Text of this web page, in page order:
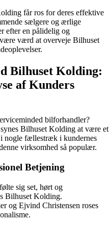
får ros for deres effektive
sælgere og ærlige
efter en pålidelig og
værd at overveje Bilhuset
Bilhuset Kolding:
af Kunders
bilforhandler?
Bilhuset Kolding at være et
nogle fællestræk i kundernes
virksomhed så populær.
Betjening
sig set, hørt og
Bilhuset Kolding.
og Ejvind Christensen roses